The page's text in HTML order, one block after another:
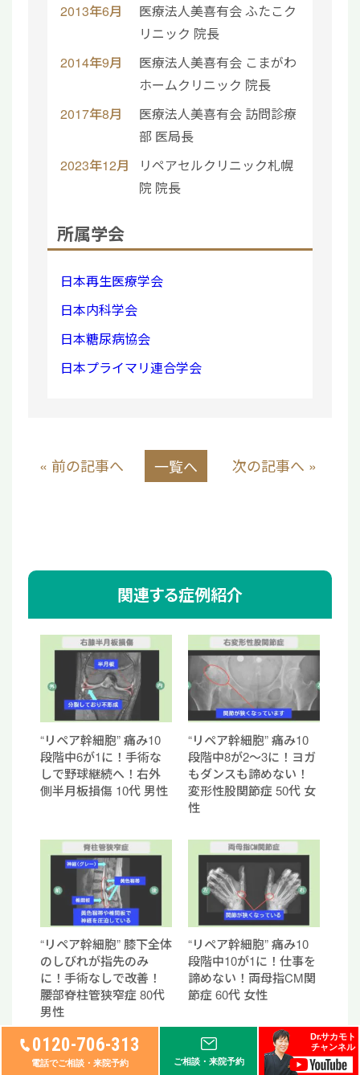
0120-706-313
電話でご相談・来院予約 ご相談・来院予約
Dr.サカモト
チャンネル
2013年6月
医療法人美喜有会 ふたこク
リニック 院長
2014年9月
医療法人美喜有会 こまがわ
ホームクリニック 院長
2017年8月
医療法人美喜有会 訪問診療
部 医局長
2023年12月
リペアセルクリニック札幌
院 院長
所属学会
日本再生医療学会
日本内科学会
日本糖尿病協会
日本プライマリ連合学会
« 前の記事へ 一覧へ 次の記事へ »
関連する症例紹介
“リペア幹細胞” 痛み10
段階中6が1に！手術な
しで野球継続へ！右外
側半月板損傷 10代 男性
“リペア幹細胞” 痛み10
段階中8が2〜3に！ヨガ
もダンスも諦めない！
変形性股関節症 50代 女
性
“リペア幹細胞” 膝下全体
のしびれが指先のみ
に！手術なしで改善！
腰部脊柱管狭窄症 80代
男性
“リペア幹細胞” 痛み10
段階中10が1に！仕事を
諦めない！両母指CM関
節症 60代 女性